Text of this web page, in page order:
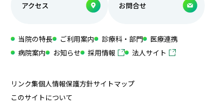
アクセス お問合せ
当院の特長 ご利用案内 診療科・部門
医療連携
病院案内
お知らせ 採用情報 法人サイト
リンク集個人情報保護方針サイトマップ
このサイトについて